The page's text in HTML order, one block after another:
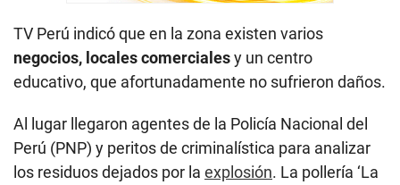
TV Perú indicó que en la zona existen varios
negocios, locales comercialesy un centro
educativo, que afortunadamente no sufrieron daños.
Al lugar llegaron agentes de la Policía Nacional del
Perú (PNP) y peritos de criminalística para analizar
los residuos dejados por la explosión. La pollería ‘La